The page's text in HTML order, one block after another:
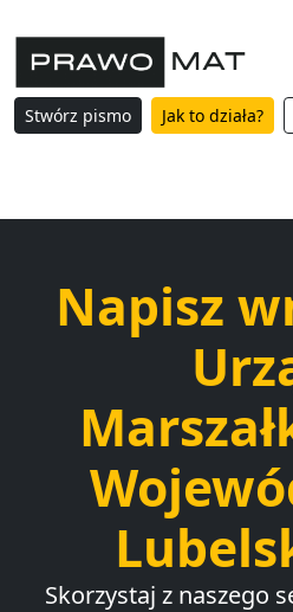
Stwórz pismo Jak to działa?
Napisz
Skorzystaj z naszego